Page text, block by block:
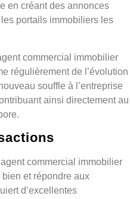
en créant des annonces
portails immobiliers les
commercial immobilier
régulièrement de l’évolution
souffle à l’entreprise
ainsi directement au
commercial immobilier
et répondre aux
d’excellentes